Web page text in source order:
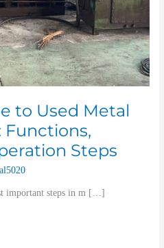
to Used Metal
Functions,
Steps
important steps in m […]